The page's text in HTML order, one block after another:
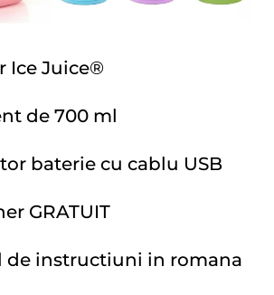
Ice Juice®
de 700 ml
baterie cu cablu USB
GRATUIT
de instructiuni in romana